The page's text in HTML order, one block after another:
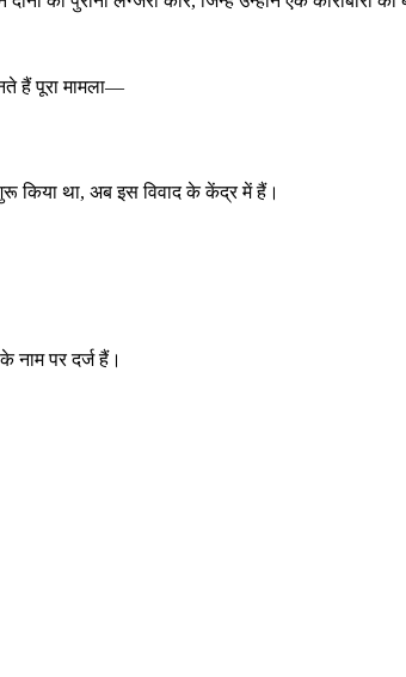
हैं पूरा मामला—
किया था, अब इस विवाद के केंद्र में हैं।
नाम पर दर्ज हैं।